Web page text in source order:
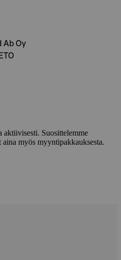
Ab Oy
aktiivisesti. Suosittelemme
myös myyntipakkauksesta.